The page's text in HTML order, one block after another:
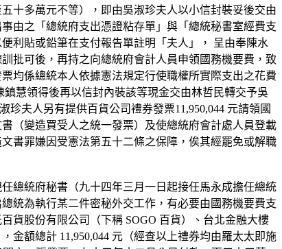
十多萬元不等），即由吳淑珍夫人以小信封裝妥後交由
由之「總統府支出憑證粘存單」與「總統秘書室經費支
利貼或鉛筆在支付報告單註明「夫人」， 呈由奉陳水
批可後，再持之向總統府會計人員申領國務機要費，致
均係總統本人依據憲法規定行使職權所實際支出之花費
慧領得後再以信封內裝該等現金交由林哲民轉交予吳
夫人另有提供百貨公司禮券發票11,950,044 元請領國
（變造買受人之統一發票）及使總統府會計處人員登載
書罪嫌因受憲法第五十二條之保障，俟其經罷免或解職
總統府秘書（九十四年三月一日起接任馬永成擔任總統
統為執行某二件密秘外交工作，有必要由國務機要費支
貨股份有限公司（下稱 SOGO 百貨）、台北金融大樓
金額總計 11,950,044 元（經查以上禮券均由羅太太即施